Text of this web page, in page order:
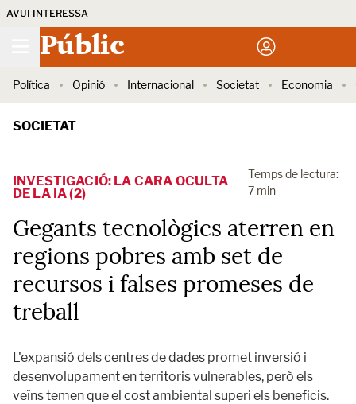
AVUI INTERESSA
Públic
Política Opinió Internacional Societat Economia
SOCIETAT
INVESTIGACIÓ: LA CARA OCULTA
DE LA IA (2)
Temps de lectura:
7 min
Gegants tecnològics aterren en
regions pobres amb set de
recursos i falses promeses de
treball
L'expansió dels centres de dades promet inversió i
desenvolupament en territoris vulnerables, però els
veïns temen que el cost ambiental superi els beneficis.